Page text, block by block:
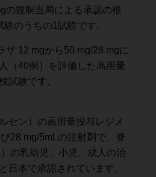
の規制当局による承認の根
のうちの1試験です。
ザ 12 mgから50 mg/28 mgに
（40例）を評価した高用量
試験です。
セン）の高用量投与レジメ
28 mg/5mLの注射剤で、脊
の乳幼児、小児、成人の治
日本で承認されています。